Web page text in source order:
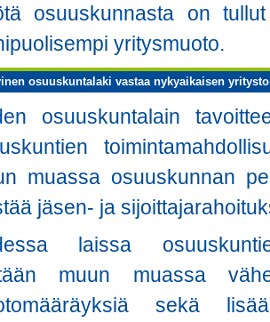
osuuskunnasta on
yritysmuoto.
osuuskuntalaki vastaa nykyaikaisen
osuuskuntalain
muassa osuuskunnan
jäsen- ja
laissa
muun muassa
sekä